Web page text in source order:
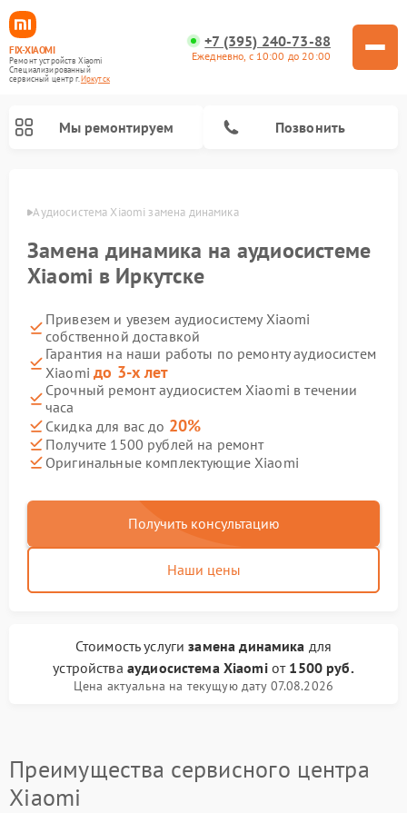
FIX-XIAOMI
Ремонт устройств Xiaomi
Специализированный
cервисный центр г.Иркутск
+7 (395) 240-73-88
Ежедневно, с 10:00 до 20:00
Мы ремонтируем Позвонить
Аудиосистема Xiaomi замена динамика
Замена динамика на аудиосистеме
Xiaomi в Иркутске
Привезем и увезем аудиосистему Xiaomi
собственной доставкой
Гарантия на наши работы по ремонту аудиосистем
Xiaomiдо 3-х лет
Срочный ремонт аудиосистем Xiaomi в течении
часа
Скидка для вас до 20%
Получите 1500 рублей на ремонт
Оригинальные комплектующие Xiaomi
Получить консультацию
Наши цены
Стоимость услугизамена динамика для
устройства аудиосистема Xiaomiот 1500 руб.
Цена актуальна на текущую дату 07.08.2026
Преимущества сервисного центра
Xiaomi